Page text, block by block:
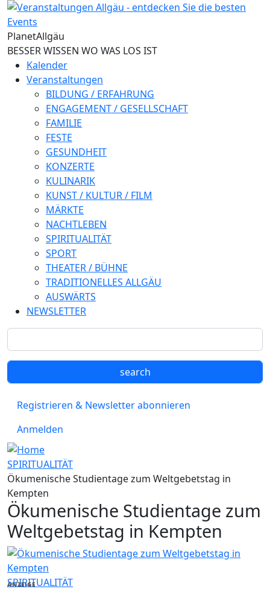
Direkt zum Inhalt
PlanetAllgäu
BESSER WISSEN WO WAS LOS IST
Kalender
Veranstaltungen
BILDUNG / ERFAHRUNG
ENGAGEMENT / GESELLSCHAFT
FAMILIE
FESTE
GESUNDHEIT
KONZERTE
KULINARIK
KUNST / KULTUR / FILM
MÄRKTE
NACHTLEBEN
SPIRITUALITÄT
SPORT
THEATER / BÜHNE
TRADITIONELLES ALLGÄU
AUSWÄRTS
NEWSLETTER
Registrieren & Newsletter abonnieren
Anmelden
SPIRITUALITÄT
Ökumenische Studientage zum Weltgebetstag in
Kempten
Ökumenische Studientage zum
Weltgebetstag in Kempten
SPIRITUALITÄT
ANZEIGE